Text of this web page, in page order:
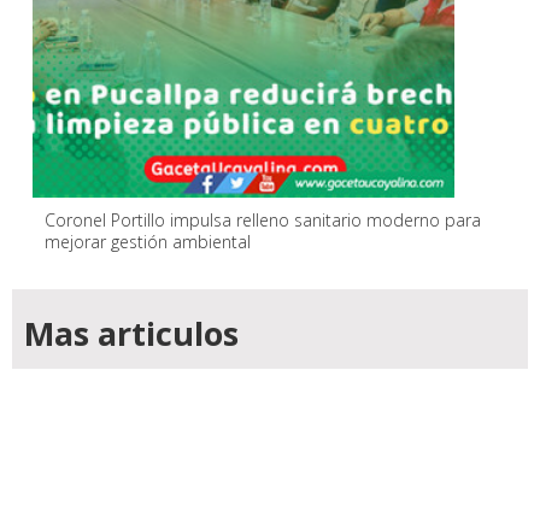
Coronel Portillo impulsa relleno sanitario moderno para
mejorar gestión ambiental
Mas articulos